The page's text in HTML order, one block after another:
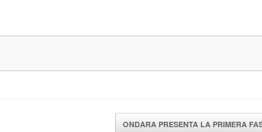
ONDARA PRESENTA LA PRIMERA